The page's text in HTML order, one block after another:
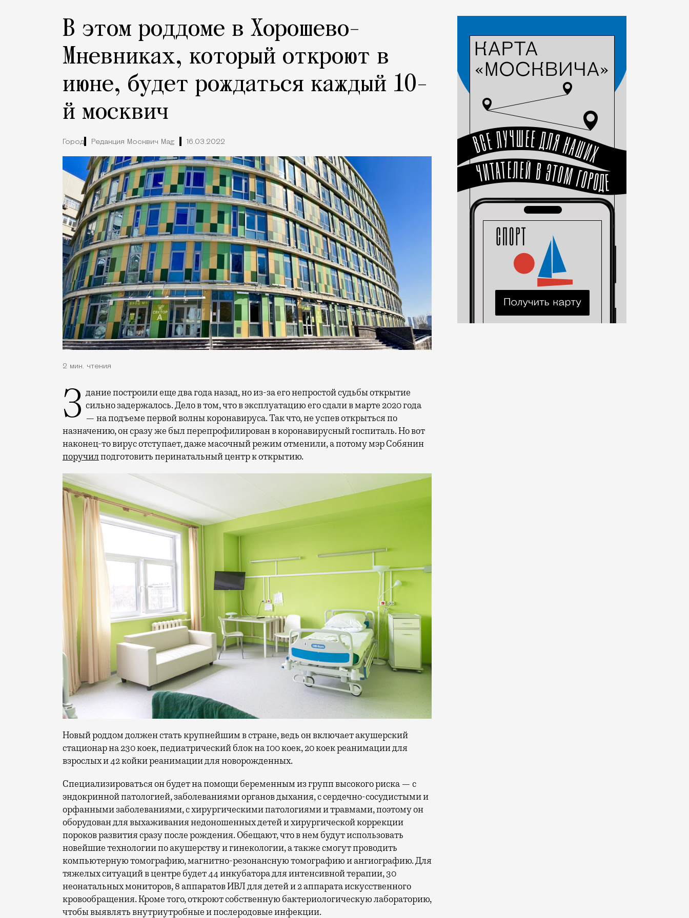
В этом роддоме в Хорошево-
Мневниках, который откроют в
июне, будет рождаться каждый 10-
й москвич
Город Редакция Москвич Mag 16.03.2022
2 мин. чтения
Здание построили еще два года назад, но из-за его непростой судьбы открытие сильно задержалось.Дело в том, что в эксплуатацию его сдали в марте 2020 года
— на подъеме первой волны коронавируса. Так что, не успев открыться по
назначению, он сразу же был перепрофилирован в коронавирусный госпиталь. Но вот
наконец-то вирус отступает, даже масочный режим отменили, а потому мэр Собянин
поручилподготовить перинатальный центр к открытию.
Новый роддом должен стать крупнейшим в стране, ведь он включает акушерский
стационар на 230 коек, педиатрический блок на 100 коек, 20 коек реанимации для
взрослых и 42 койки реанимации для новорожденных.
Специализироваться он будет на помощи беременным из групп высокого риска — с
эндокринной патологией, заболеваниями органов дыхания, с сердечно-сосудистыми и
орфанными заболеваниями, с хирургическими патологиями и травмами, поэтому он
оборудован для выхаживания недоношенных детей и хирургической коррекции
пороков развития сразу после рождения. Обещают, что в нем будут использовать
новейшие технологии по акушерству и гинекологии, а также смогут проводить
компьютерную томографию, магнитно-резонансную томографию и ангиографию. Для
тяжелых ситуаций в центре будет 44 инкубатора для интенсивной терапии, 30
неонатальных мониторов, 8 аппаратов ИВЛ для детей и 2 аппарата искусственного
кровообращения. Кроме того, откроют собственную бактериологическую лабораторию,
чтобы выявлять внутриутробные и послеродовые инфекции.